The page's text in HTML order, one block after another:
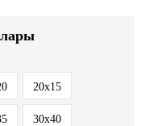
20x15
30x40